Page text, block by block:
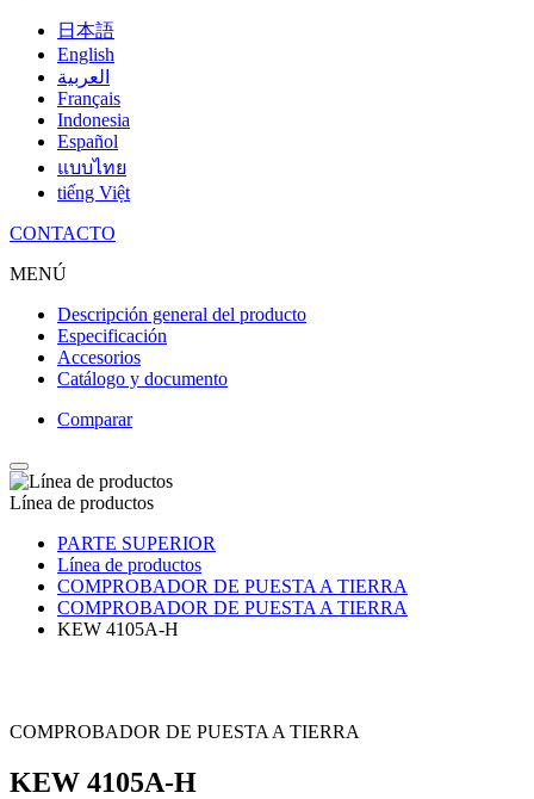
日本語
English
العربية
Français
Indonesia
Español
แบบไทย
tiếng Việt
CONTACTO
MENÚ
Descripción general del producto
Especificación
Accesorios
Catálogo y documento
Comparar
Línea de productos
PARTE SUPERIOR
Línea de productos
COMPROBADOR DE PUESTA A TIERRA
COMPROBADOR DE PUESTA A TIERRA
KEW 4105A-H
COMPROBADOR DE PUESTA A TIERRA
KEW 4105A-H